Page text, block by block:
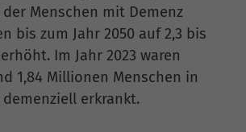
Menschen mit Demenz
bis zum Jahr 2050 auf 2,3 bis
Im Jahr 2023 waren
1,84 Millionen Menschen in
erkrankt.